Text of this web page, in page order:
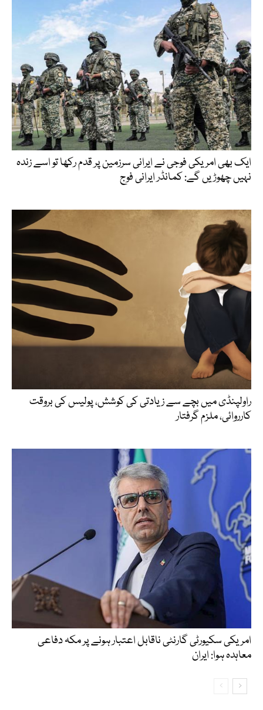
ایک بھی امریکی فوجی نے ایرانی سرزمین پر قدم رکھا تو اسے زندہ
نہیں چھوڑیں گے: کمانڈر ایرانی فوج
راولپنڈی میں بچے سے زیادتی کی کوشش، پولیس کی بروقت
کارروائی، ملزم گرفتار
امریکی سکیورٹی گارنٹی ناقابل اعتبار ہونے پر مکہ دفاعی
معاہدہ ہوا: ایران